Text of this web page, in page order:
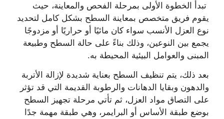
تبدأ الخطوة الأولى بمرحلة الفحص والمعاينة، حيث
يقوم فريق متخصص بمعاينة السطح بشكل كامل لتحديد
نوع العزل الأنسب سواء كان مائيًا أو حراريًا أو مزدوجًا
يجمع بين النوعين، وذلك بناءً على حالة السطح وطبيعة
المبنى والعوامل البيئية المحيطة به.
بعد ذلك، يتم تنظيف السطح بعناية شديدة لإزالة الأتربة
والدهون وبقايا الدهانات والرطوبة القديمة التي قد تؤثر
على التصاق مواد العزل، ثم تأتي مرحلة تجهيز السطح
بوضع طبقة الأساس أو البرايمر، وهي طبقة مهمة جدًا